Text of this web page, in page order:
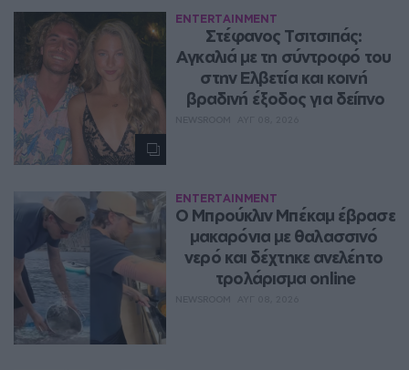
ENTERTAINMENT
Στέφανος Τσιτσιπάς:
Αγκαλιά με τη σύντροφό του
στην Ελβετία και κοινή
βραδινή έξοδος για δείπνο
ENTERTAINMENT
Ο Μπρούκλιν Μπέκαμ έβρασε
μακαρόνια με θαλασσινό
νερό και δέχτηκε ανελέητο
τρολάρισμα online